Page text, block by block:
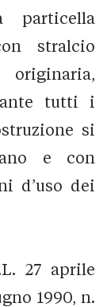
particella
stralcio
tutti i
si
e con
d’uso dei
27 aprile
1990, n.